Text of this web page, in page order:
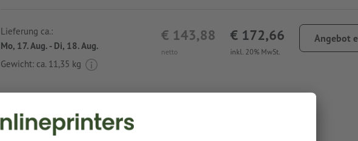
netto
€ 143,88
inkl. 20% MwSt.
€ 172,66 Angebot
Lieferung ca.:
Mo, 17. Aug. - Di, 18. Aug.
Gewicht: ca. 11,35 kg
Druckdatenhinweise Keramiktasse Solihull